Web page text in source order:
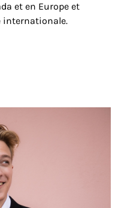
et en Europe et
internationale.